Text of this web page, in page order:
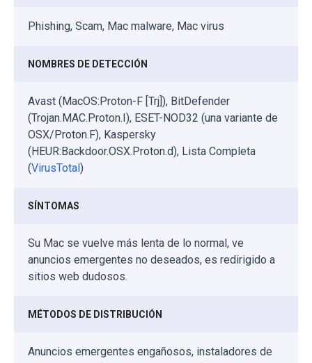
Phishing, Scam, Mac malware, Mac virus
NOMBRES DE DETECCIÓN
Avast (MacOS:Proton-F [Trj]), BitDefender
(Trojan.MAC.Proton.I), ESET-NOD32 (una variante de
OSX/Proton.F), Kaspersky
(HEUR:Backdoor.OSX.Proton.d), Lista Completa
(VirusTotal)
SÍNTOMAS
Su Mac se vuelve más lenta de lo normal, ve
anuncios emergentes no deseados, es redirigido a
sitios web dudosos.
MÉTODOS DE DISTRIBUCIÓN
Anuncios emergentes engañosos, instaladores de